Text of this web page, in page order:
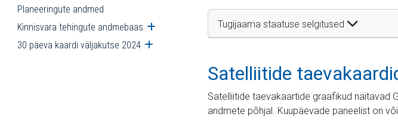
Planeeringute andmed
Kinnisvara tehingute andmebaas Ava alammenüü
30 päeva kaardi väljakutse 2024 Ava alammenüü
Tugijaama staatuse selgitused
Satelliitide
Satelliitide taevakaartide graafikud näitavad
andmete põhjal. Kuupäevade paneelist on